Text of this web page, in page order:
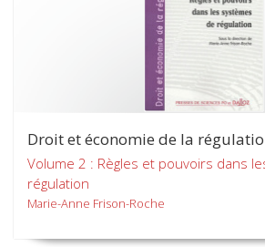
Droit et économie de la
Volume 2 : Règles et pouvoirs dans
régulation
Marie-Anne Frison-Roche